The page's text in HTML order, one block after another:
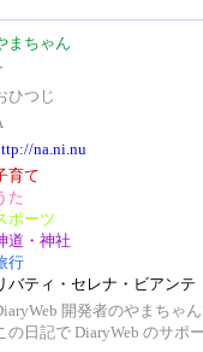
まちゃん
ひつじ
na.ni.nu
育て
た
ポーツ
道・神社
行
バティ・セレナ・ビアンテ
開発者のやまちゃん
の日記で DiaryWeb のサポ